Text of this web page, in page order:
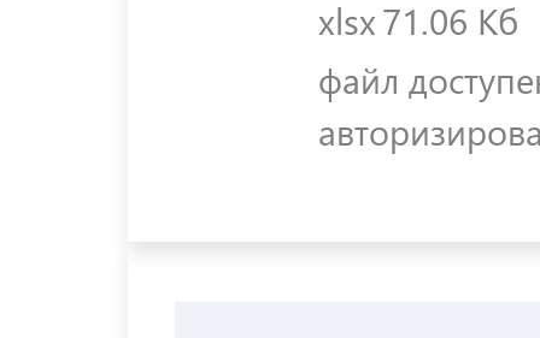
xlsx71.06 Кб
файл